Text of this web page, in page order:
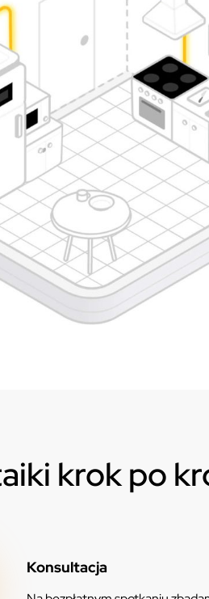
krok po
Konsultacja